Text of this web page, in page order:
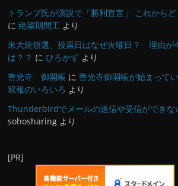
トランプ氏が演説で「勝利宣言」 これからど
に 絶望期間工 より
米大統領選、投票日はなぜ火曜日？ 理由が
は？？ に ひろかず より
善光寺 御開帳 に 善光寺御開帳が始まって
双報のいろいろ より
Thunderbirdでメールの送信や受信ができな
sohosharing より
[PR]